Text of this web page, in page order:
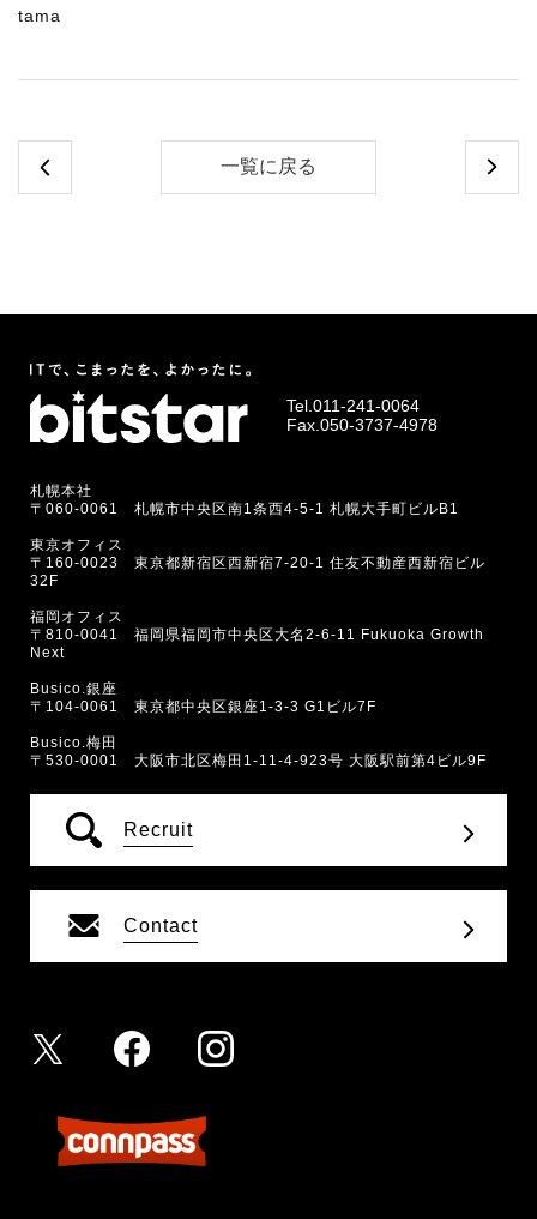
tama
一覧に戻る
Tel. 011-241-0064
Fax.050-3737-4978
札幌本社
〒060-0061 札幌市中央区南1条西4-5-1 札幌大手町ビルB1
東京オフィス
〒160-0023 東京都新宿区西新宿7-20-1 住友不動産西新宿ビル
32F
福岡オフィス
〒810-0041 福岡県福岡市中央区大名2-6-11 Fukuoka Growth
Next
Busico.銀座
〒104-0061 東京都中央区銀座1-3-3 G1ビル7F
Busico.梅田
〒530-0001 大阪市北区梅田1-11-4-923号 大阪駅前第4ビル9F
Recruit
Contact